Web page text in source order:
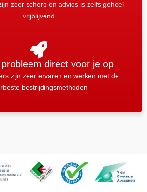
zeer scherp en advies is zelfs geheel
vrijblijvend
direct voor je op
zijn zeer ervaren en werken met de
bestrijdingsmethoden